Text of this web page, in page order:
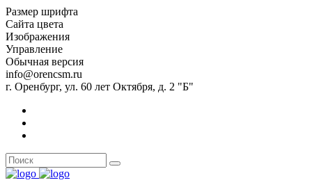
Размер шрифта
Сайта цвета
Изображения
Управление
Обычная версия
info@orencsm.ru
г. Оренбург, ул. 60 лет Октября, д. 2 "Б"